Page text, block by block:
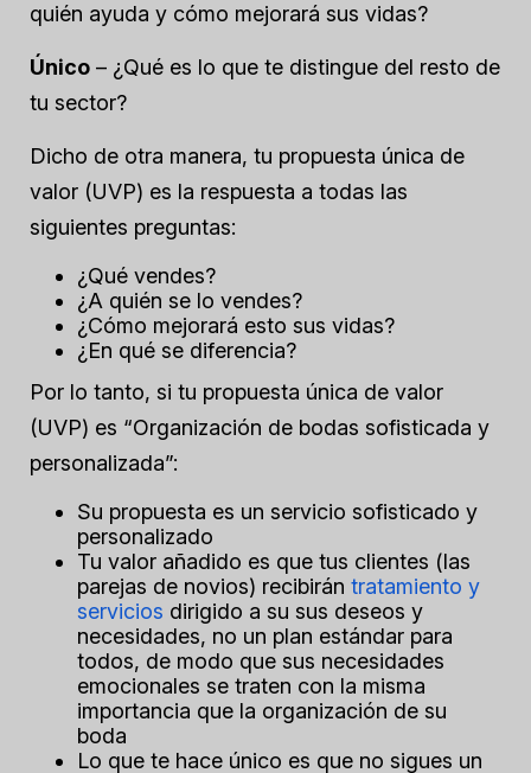
quién ayuda y cómo mejorará sus vidas?
Único – ¿Qué es lo que te distingue del resto de
tu sector?
Dicho de otra manera, tu propuesta única de
valor (UVP) es la respuesta a todas las
siguientes preguntas:
¿Qué vendes?
¿A quién se lo vendes?
¿Cómo mejorará esto sus vidas?
¿En qué se diferencia?
Por lo tanto, si tu propuesta única de valor
(UVP) es “Organización de bodas sofisticada y
personalizada”:
Su propuesta es un servicio sofisticado y
personalizado
Tu valor añadido es que tus clientes (las
parejas de novios) recibirán tratamiento y
servicios dirigido a su sus deseos y
necesidades, no un plan estándar para
todos, de modo que sus necesidades
emocionales se traten con la misma
importancia que la organización de su
boda
Lo que te hace único es que no sigues un